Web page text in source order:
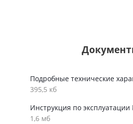
Подробные технические
395,5 кб
Инструкция по эксплуатации
1,6 мб